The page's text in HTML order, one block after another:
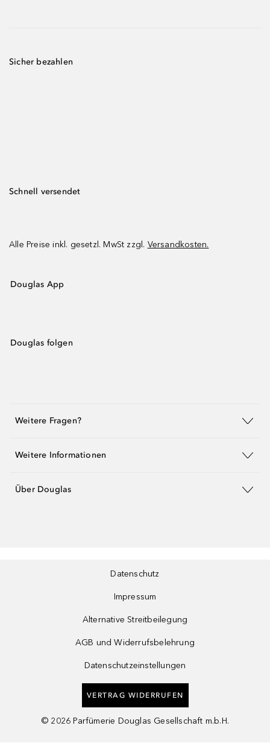
Sicher bezahlen
Schnell versendet
Alle Preise inkl. gesetzl. MwSt zzgl. Versandkosten.
Douglas App
Douglas folgen
Weitere Fragen?
Weitere Informationen
Über Douglas
Datenschutz
Impressum
Alternative Streitbeilegung
AGB und Widerrufsbelehrung
Datenschutzeinstellungen
VERTRAG WIDERRUFEN
© 2026 Parfümerie Douglas Gesellschaft m.b.H.